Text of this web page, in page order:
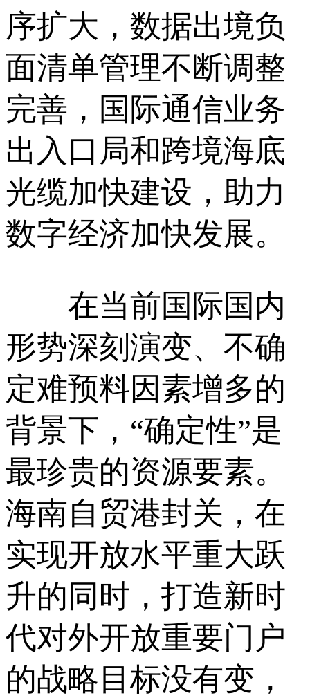
序扩大，数据出境负
面清单管理不断调整
完善，国际通信业务
出入口局和跨境海底
光缆加快建设，助力
数字经济加快发展。
在当前国际国内
形势深刻演变、不确
定难预料因素增多的
背景下，“确定性”是
最珍贵的资源要素。
海南自贸港封关，在
实现开放水平重大跃
升的同时，打造新时
代对外开放重要门户
的战略目标没有变，